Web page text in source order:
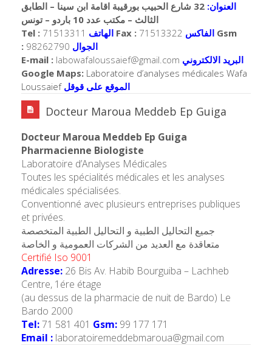
العنوان:
32 شارع الحبيب بورقيبة اقامة ابن سينا – الطابق
الثالث – مكتب عدد 10 باردو – تونس
Tel : 71513311 الهاتف Fax : 71513322 الفاكس Gsm
: 98262790 الجوال
E-mail : labowafaloussaief@gmail.com البريد الالكتروني
Google Maps: Laboratoire d’analyses médicales Wafa
Loussaief الموقع على قوقل
Docteur Maroua Meddeb Ep Guiga
Docteur Maroua Meddeb Ep Guiga
Pharmacienne Biologiste
Laboratoire d’Analyses Médicales
Toutes les spécialités médicales et les analyses
médicales spécialisées.
Conventionné avec plusieurs entreprises publiques
et privées.
جميع التحاليل الطبية و التحاليل الطبية المتخصصة
متعاقدة مع العديد من الشركات العمومية و الخاصة
Certifié Iso 9001
Adresse: 26 Bis Av. Habib Bourguiba – Lachheb
Centre, 1ére étage
(au dessus de la pharmacie de nuit de Bardo) Le
Bardo 2000
Tel:71 581 401 Gsm: 99 177 171
Email : laboratoiremeddebmaroua@gmail.com